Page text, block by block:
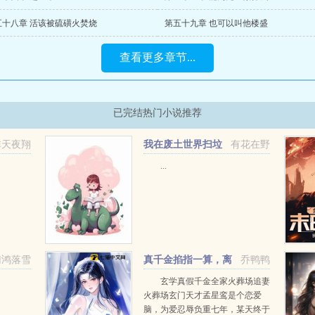
十八章 活该被硫磺火焚烧 第五十九章 也可以叫他楼盛
查看更多章节...
已完结热门小说推荐
夜翔 有花在野
我在废土世界扫垃
...
落雪 乔鸭鸭
真千金掐指一算，离
婚后她要暴富
玄学真假千金全家火葬场追妻
火葬场玄门天才孟星鸾是个恋爱
脑，为爱忍辱负重七年，某天终于